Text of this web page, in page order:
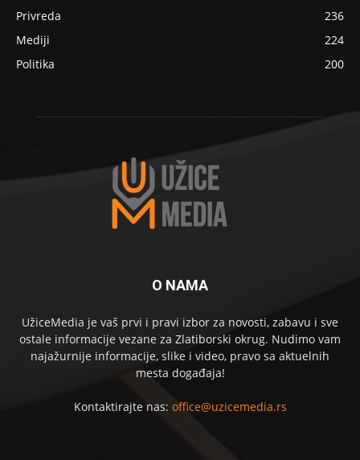
Privreda
236
Mediji
224
Politika
200
O NAMA
UžiceMedia je vaš prvi i pravi izbor za novosti, zabavu i sve
ostale informacije vezane za Zlatiborski okrug. Nudimo vam
najažurnije informacije, slike i video, pravo sa aktuelnih
mesta događaja!
Kontaktirajte nas: office@uzicemedia.rs